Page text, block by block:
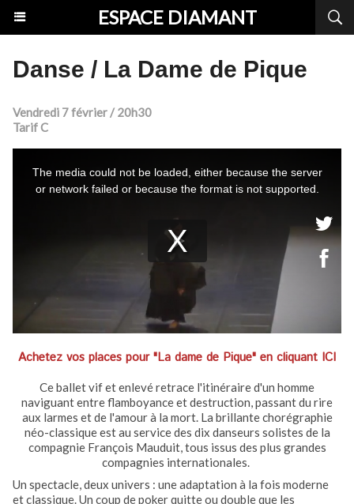
ESPACE DIAMANT
Danse / La Dame de Pique
Vendredi 7 février / 20h30
Tarif C
Achetez vos places pour "La dame de Pique" en cliquant ICI
Ce ballet vif et enlevé retrace l'itinéraire d'un homme
naviguant entre flamboyance et destruction, passant du rire
aux larmes et de l'amour à la mort. La brillante chorégraphie
néo-classique est au service des dix danseurs solistes de la
compagnie François Mauduit, tous issus des plus grandes
compagnies internationales.
Un spectacle, deux univers : une adaptation à la fois moderne
et classique. Un coup de poker quitte ou double que les